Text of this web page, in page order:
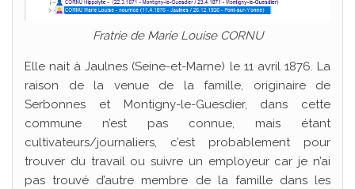
Fratrie de Marie Louise CORNU
Elle nait à Jaulnes (Seine-et-Marne) le 11 avril 1876. La
raison de la venue de la famille, originaire de
Serbonnes et Montigny-le-Guesdier, dans cette
commune n’est pas connue, mais étant
cultivateurs/journaliers, c’est probablement pour
trouver du travail ou suivre un employeur car je n’ai
pas trouvé d’autre membre de la famille dans les